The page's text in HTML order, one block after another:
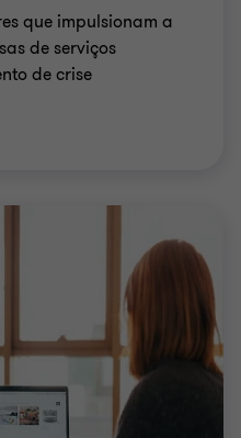
que impulsionam a
de serviços
de crise